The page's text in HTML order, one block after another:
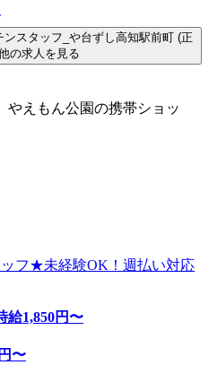
スタッフ_や台ずし高知駅前町 (正
の求人を見る
えもん公園の携帯ショッ
ッフ★未経験OK！週払い対応
給1,850円〜
円〜